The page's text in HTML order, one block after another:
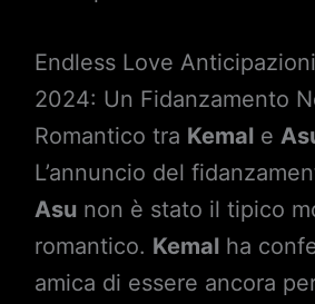
Endless Love
2024: Un Fidanzamento
Romantico tra Kemale
L’annuncio del
Asunon è stato il tipico
romantico. Kemalha
amica di essere ancora